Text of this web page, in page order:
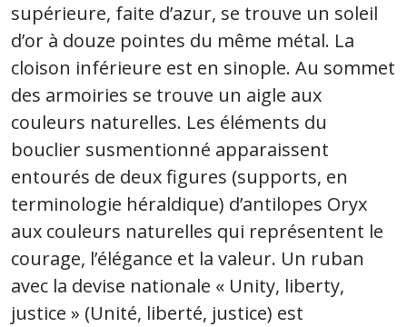
supérieure, faite d’azur, se trouve un soleil
d’or à douze pointes du même métal. La
cloison inférieure est en sinople. Au sommet
des armoiries se trouve un aigle aux
couleurs naturelles. Les éléments du
bouclier susmentionné apparaissent
entourés de deux figures (supports, en
terminologie héraldique) d’antilopes Oryx
aux couleurs naturelles qui représentent le
courage, l’élégance et la valeur. Un ruban
avec la devise nationale « Unity, liberty,
justice » (Unité, liberté, justice) est